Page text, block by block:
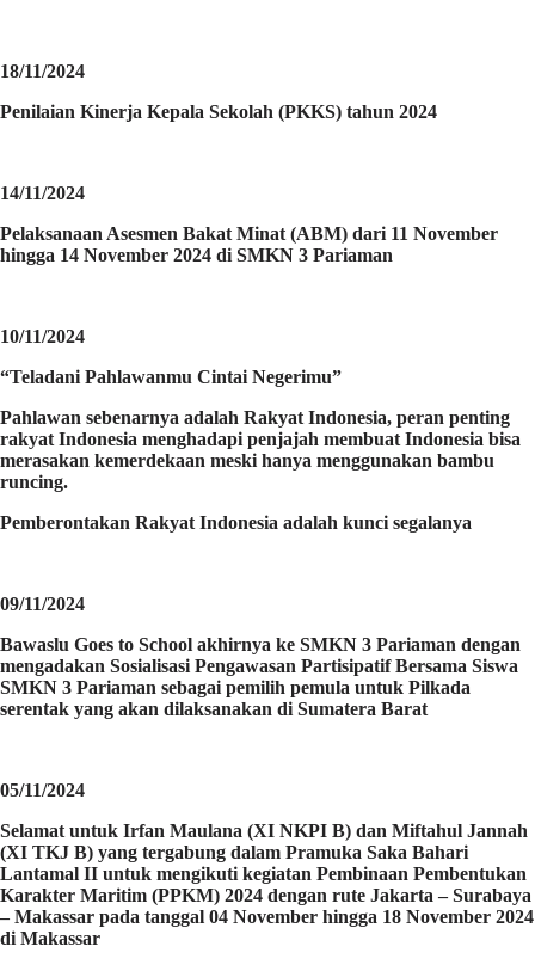
18/11/2024
Penilaian Kinerja Kepala Sekolah (PKKS) tahun 2024
14/11/2024
Pelaksanaan Asesmen Bakat Minat (ABM) dari 11 November
hingga 14 November 2024 di SMKN 3 Pariaman
10/11/2024
“Teladani Pahlawanmu Cintai Negerimu”
Pahlawan sebenarnya adalah Rakyat Indonesia, peran penting
rakyat Indonesia menghadapi penjajah membuat Indonesia bisa
merasakan kemerdekaan meski hanya menggunakan bambu
runcing.
Pemberontakan Rakyat Indonesia adalah kunci segalanya
09/11/2024
Bawaslu Goes to School akhirnya ke SMKN 3 Pariaman dengan
mengadakan Sosialisasi Pengawasan Partisipatif Bersama Siswa
SMKN 3 Pariaman sebagai pemilih pemula untuk Pilkada
serentak yang akan dilaksanakan di Sumatera Barat
05/11/2024
Selamat untuk Irfan Maulana (XI NKPI B) dan Miftahul Jannah
(XI TKJ B) yang tergabung dalam Pramuka Saka Bahari
Lantamal II untuk mengikuti kegiatan Pembinaan Pembentukan
Karakter Maritim (PPKM) 2024 dengan rute Jakarta – Surabaya
– Makassar pada tanggal 04 November hingga 18 November 2024
di Makassar